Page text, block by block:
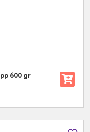
600 gr